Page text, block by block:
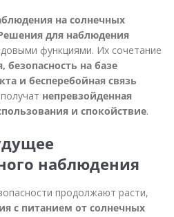
на солнечных
для наблюдения
функциями. Их сочетание
безопасность на базе
и бесперебойная связь
непревзойденная
и спокойствие.
наблюдения
продолжают расти,
с питанием от солнечных